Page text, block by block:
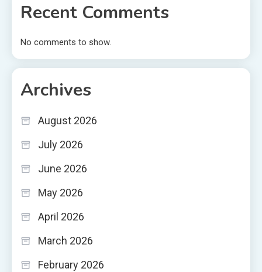
Recent Comments
No comments to show.
Archives
August 2026
July 2026
June 2026
May 2026
April 2026
March 2026
February 2026